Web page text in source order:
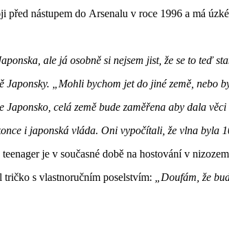
nástupem do Arsenalu v roce 1996 a má
ale já osobně si nejsem jist, že se to teď
Japonsky. „Mohli bychom jet do jiné země,
Japonsko, celá země bude zaměřena aby dala
i japonská vláda. Oni vypočítali, že vlna byla
je v současné době na hostování v
s vlastnoručním poselstvím:
„Doufám, že